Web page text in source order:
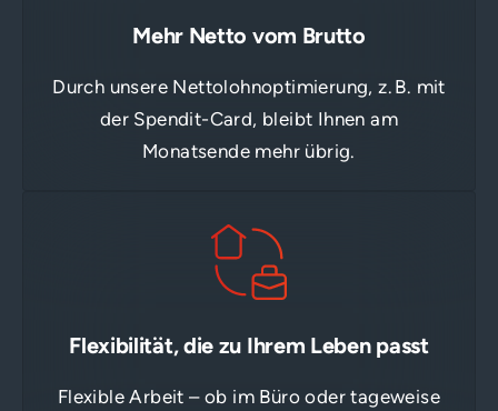
Mehr Netto vom Brutto
Durch unsere Nettolohnoptimierung, z. B. mit
der Spendit-Card, bleibt Ihnen am
Monatsende mehr übrig.
Flexibilität, die zu Ihrem Leben passt
Flexible Arbeit – ob im Büro oder tageweise